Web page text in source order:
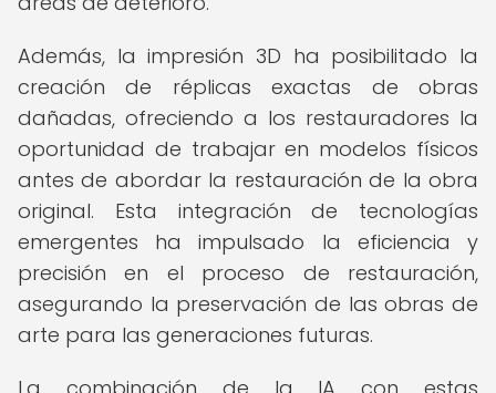
Además, la impresión 3D ha posibilitado la
creación de réplicas exactas de obras
dañadas, ofreciendo a los restauradores la
oportunidad de trabajar en modelos físicos
antes de abordar la restauración de la obra
original. Esta integración de tecnologías
emergentes ha impulsado la eficiencia y
precisión en el proceso de restauración,
asegurando la preservación de las obras de
arte para las generaciones futuras.